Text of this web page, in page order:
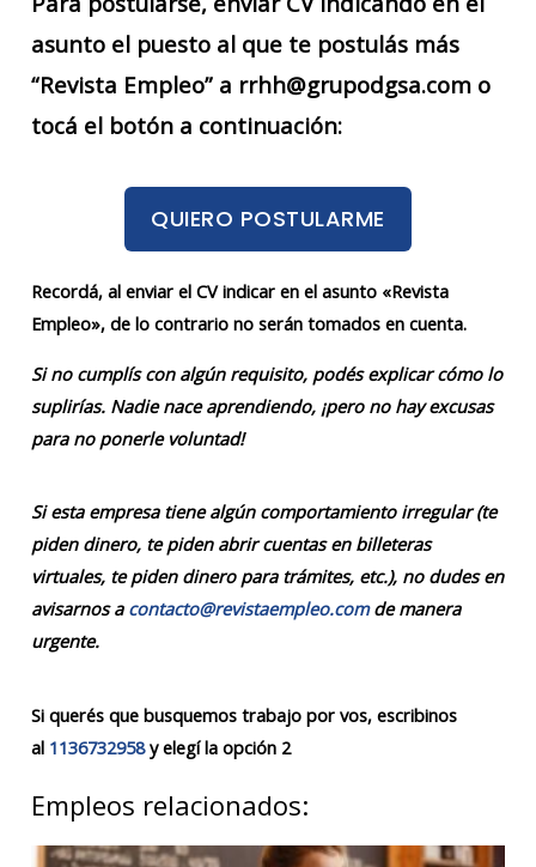
asunto el puesto al que te postulás más
“Revista Empleo” a rrhh@grupodgsa.com o
tocá el botón a continuación:
QUIERO POSTULARME
Recordá, al enviar el CV indicar en el asunto «Revista
Empleo», de lo contrario no serán tomados en cuenta.
Si no cumplís con algún requisito, podés explicar cómo lo
suplirías. Nadie nace aprendiendo, ¡pero no hay excusas
para no ponerle voluntad!
Si esta empresa tiene algún comportamiento irregular (te
piden dinero, te piden abrir cuentas en billeteras
virtuales, te piden dinero para trámites, etc.), no dudes en
avisarnos a contacto@revistaempleo.comde manera
urgente.
Si querés que busquemos trabajo por vos, escribinos
al 1136732958y elegí la opción 2
Empleos relacionados: